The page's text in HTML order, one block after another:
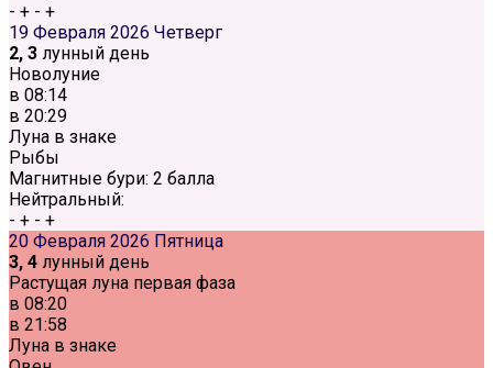
- + - +
19 Февраля 2026 Четверг
2, 3 лунный день
Новолуние
в 08:14
в 20:29
Луна в знаке
Рыбы
Магнитные бури: 2 балла
Нейтральный:
- + - +
20 Февраля 2026 Пятница
3, 4 лунный день
Растущая луна первая фаза
в 08:20
в 21:58
Луна в знаке